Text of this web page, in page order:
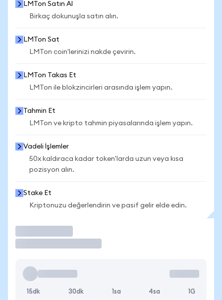
LMTon Satın Al
Birkaç dokunuşla satın alın.
LMTon Sat
LMTon coin'lerinizi nakde çevirin.
LMTon Takas Et
LMTon ile blokzincirleri arasında işlem yapın.
Tahmin Et
LMTon ve kripto tahmin piyasalarında işlem yapın.
Vadeli İşlemler
50x kaldıraca kadar token'larda uzun veya kısa
pozisyon alın.
Stake Et
Kriptonuzu değerlendirin ve pasif gelir elde edin.
15dk 30dk 1sa 4sa 1G